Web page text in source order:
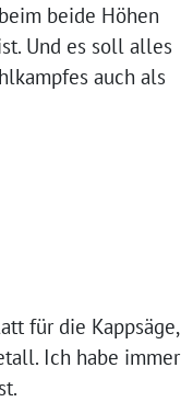
beide Höhen
Und es soll alles
auch als
für die Kappsäge,
Ich habe immer